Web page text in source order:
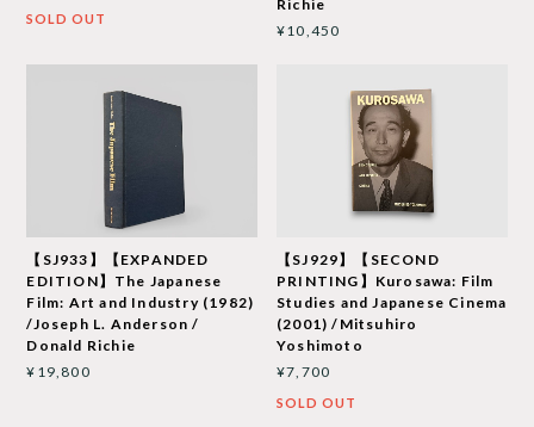
SOLD OUT
Richie
¥10,450
【SJ933】【EXPANDED
EDITION】The Japanese
Film: Art and Industry (1982)
/Joseph L. Anderson /
Donald Richie
¥19,800
【SJ929】【SECOND
PRINTING】Kurosawa: Film
Studies and Japanese Cinema
(2001) /Mitsuhiro
Yoshimoto
¥7,700
SOLD OUT